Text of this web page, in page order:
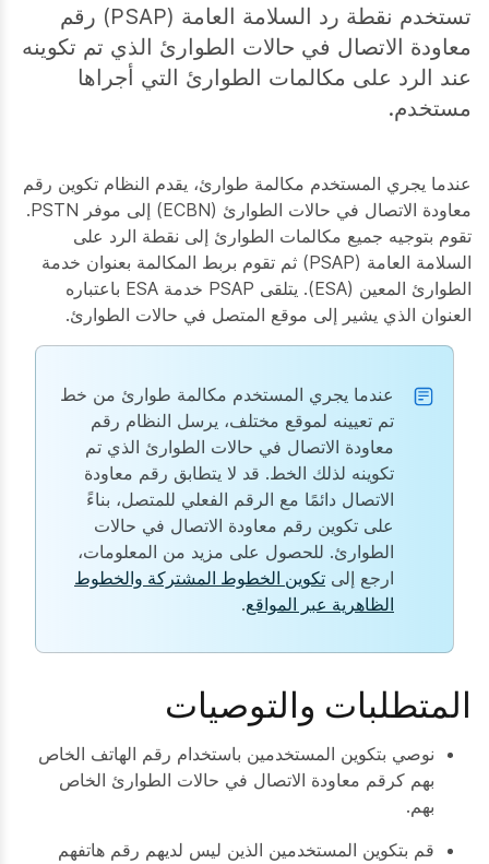
تستخدم نقطة رد السلامة العامة (PSAP) رقم
معاودة الاتصال في حالات الطوارئ الذي تم تكوينه
عند الرد على مكالمات الطوارئ التي أجراها
مستخدم.
عندما يجري المستخدم مكالمة طوارئ، يقدم النظام تكوين رقم
معاودة الاتصال في حالات الطوارئ (ECBN) إلى موفر PSTN.
تقوم بتوجيه جميع مكالمات الطوارئ إلى نقطة الرد على
السلامة العامة (PSAP) ثم تقوم بربط المكالمة بعنوان خدمة
الطوارئ المعين (ESA). يتلقى PSAP خدمة ESA باعتباره
العنوان الذي يشير إلى موقع المتصل في حالات الطوارئ.
عندما يجري المستخدم مكالمة طوارئ من خط
تم تعيينه لموقع مختلف، يرسل النظام رقم
معاودة الاتصال في حالات الطوارئ الذي تم
تكوينه لذلك الخط. قد لا يتطابق رقم معاودة
الاتصال دائمًا مع الرقم الفعلي للمتصل، بناءً
على تكوين رقم معاودة الاتصال في حالات
الطوارئ. للحصول على مزيد من المعلومات،
ارجع إلى تكوين الخطوط المشتركة والخطوط
الظاهرية عبر المواقع.
المتطلبات والتوصيات
نوصي بتكوين المستخدمين باستخدام رقم الهاتف الخاص
بهم كرقم معاودة الاتصال في حالات الطوارئ الخاص
بهم.
قم بتكوين المستخدمين الذين ليس لديهم رقم هاتفهم